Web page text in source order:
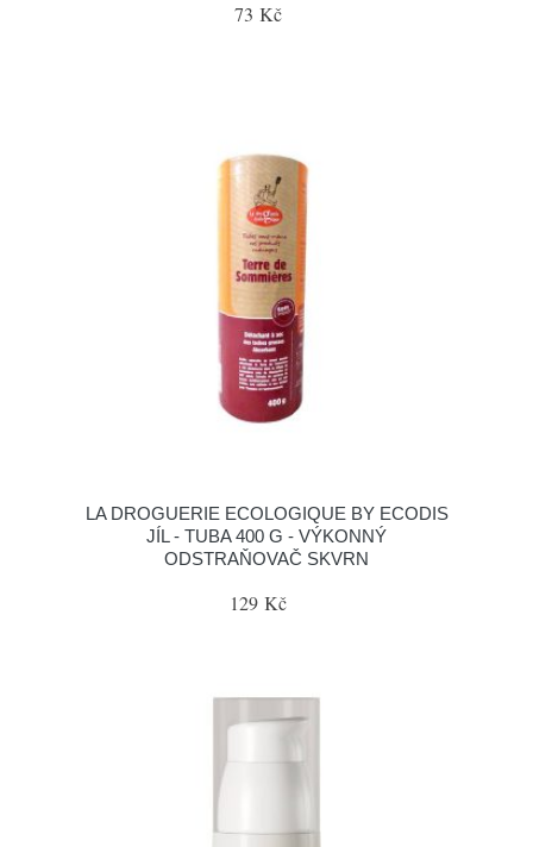
73 Kč
LA DROGUERIE ECOLOGIQUE BY ECODIS
JÍL - TUBA 400 G - VÝKONNÝ
ODSTRAŇOVAČ SKVRN
129 Kč